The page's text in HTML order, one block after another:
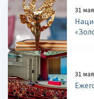
31
31